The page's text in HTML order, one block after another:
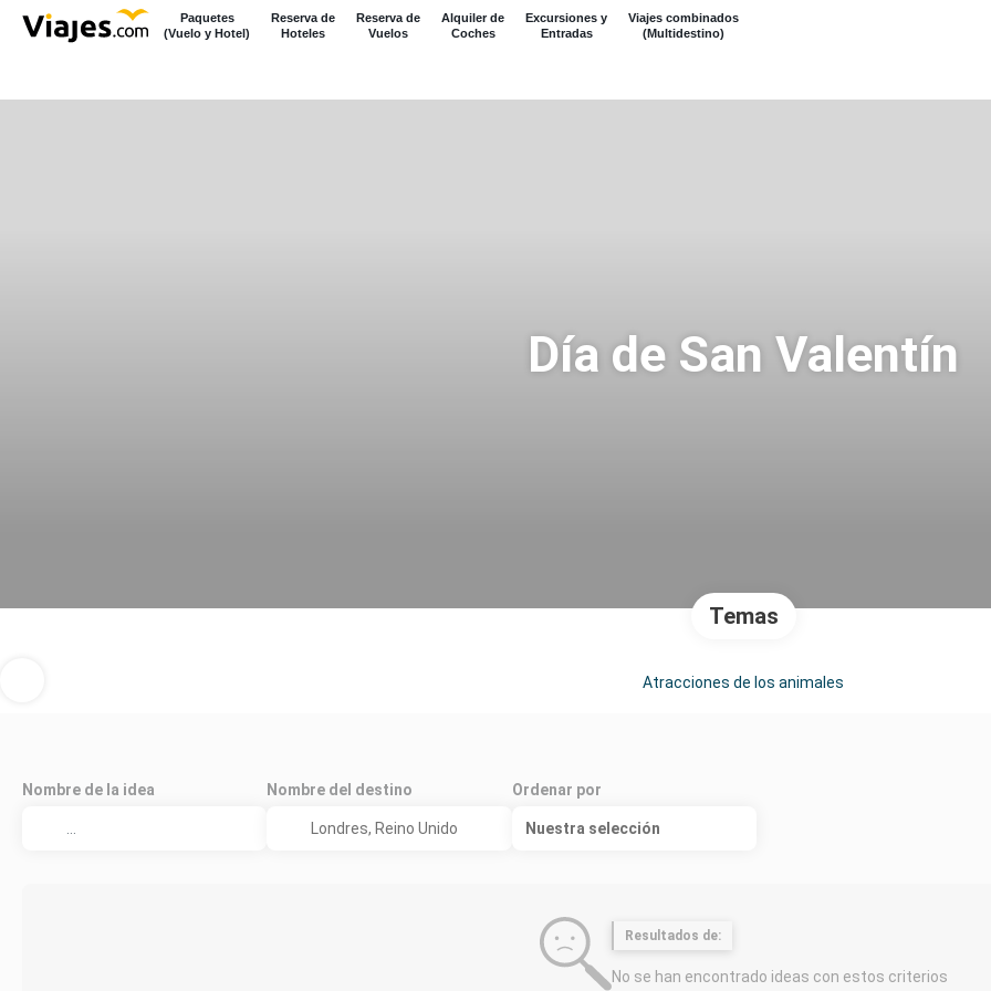
Paquetes
(Vuelo y Hotel)
Reserva de
Hoteles
Reserva de
Vuelos
Alquiler de
Coches
Excursiones y
Entradas
Viajes combinados
(Multidestino)
Día de San Valentín
Temas
Atracciones de los animales
Nombre de la idea Nombre del destino Ordenar por
Nuestra selección
Resultados de:
No se han encontrado ideas con estos criterios